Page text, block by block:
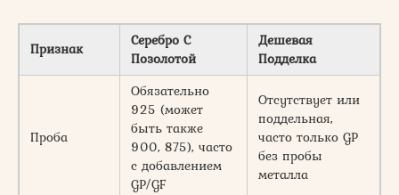
Признак
Серебро С
Позолотой
Дешевая
Подделка
Проба
Обязательно
925 (может
быть также
900, 875), часто
с добавлением
GP/GF
Отсутствует или
поддельная,
часто только GP
без пробы
металла